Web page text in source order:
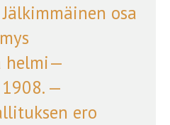
osa
helmi—
—
ero